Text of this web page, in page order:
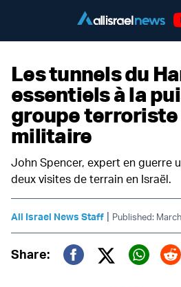
Les tunnels du
essentiels à la
groupe
militaire
John Spencer, expert en guerre
deux visites de terrain en Israël.
All Israel News Staff | Published:
Share:
Twitter (X)